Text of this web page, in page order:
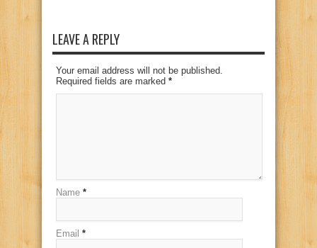
LEAVE A REPLY
Your email address will not be published.
Required fields are marked *
Name *
Email *